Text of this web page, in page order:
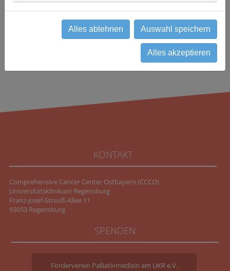
zurück
KONTAKT
Comprehensive Cancer Center Ostbayern (CCCO)
Universitätsklinikum Regensburg
Franz-Josef-Strauß-Allee 11
93053 Regensburg
SPENDEN
Förderverein Palliativmedizin am UKR e.V.
Alles ablehnen Auswahl speichern
Alles akzeptieren